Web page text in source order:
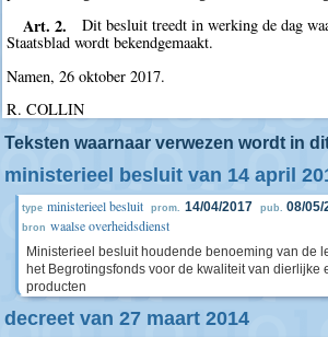
Art. 2.
Dit besluit treedt in werking de dag
Staatsblad wordt bekendgemaakt.
Namen, 26 oktober 2017.
R. COLLIN
Teksten waarnaar verwezen wordt in
ministerieel besluit van 14 april
type ministerieel besluit prom. 14/04/2017 pub. 08/05/
bron waalse overheidsdienst
Ministerieel besluit houdende benoeming van de
het Begrotingsfonds voor de kwaliteit van dierlijke
producten
decreet van 27 maart 2014